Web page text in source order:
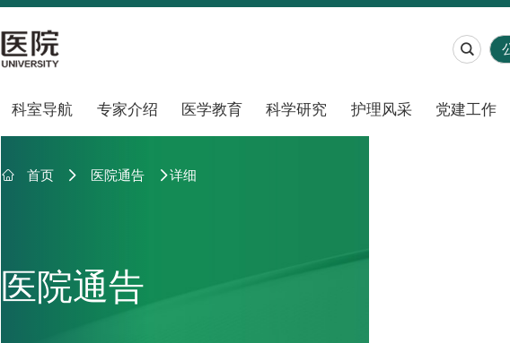

科室导航 专家介绍 医学教育 科学研究 护理风采 党建工作
 首页  医院通告 详细
医院通告